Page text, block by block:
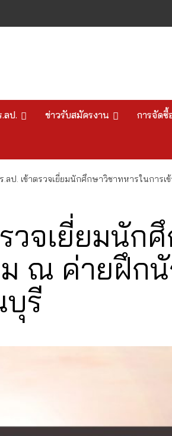
ลป. ข่าวรับสมัครงาน การจัดซื้
.ลป. เข้าตรวจเยี่ยมนักศึกษาวิชาทหารในกา
วจเยี่ยมนัก
ณ ค่ายฝึกนั
รี